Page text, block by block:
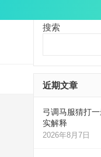
搜索
近期文章
弓调马服猜打
实解释
2026年8月7日